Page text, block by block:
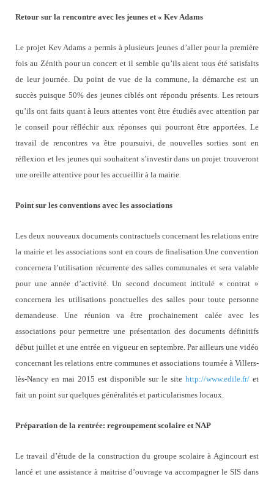
Retour sur la rencontre avec les jeunes et « Kev Adams
Le projet Kev Adams a permis à plusieurs jeunes d’aller pour la première
fois au Zénith pour un concert et il semble qu’ils aient tous été satisfaits
de leur journée. Du point de vue de la commune, la démarche est un
succès puisque 50% des jeunes ciblés ont répondu présents. Les retours
qu’ils ont faits quant à leurs attentes vont être étudiés avec attention par
le conseil pour réfléchir aux réponses qui pourront être apportées. Le
travail de rencontres va être poursuivi, de nouvelles sorties sont en
réflexion et les jeunes qui souhaitent s’investir dans un projet trouveront
une oreille attentive pour les accueillir à la mairie.
Point sur les conventions avec les associations
Les deux nouveaux documents contractuels concernant les relations entre
la mairie et les associations sont en cours de finalisation.Une convention
concernera l’utilisation récurrente des salles communales et sera valable
pour une année d’activité. Un second document intitulé « contrat »
concernera les utilisations ponctuelles des salles pour toute personne
demandeuse. Une réunion va être prochainement calée avec les
associations pour permettre une présentation des documents définitifs
début juillet et une entrée en vigueur en septembre. Par ailleurs une vidéo
concernant les relations entre communes et associations tournée à Villers-
lès-Nancy en mai 2015 est disponible sur le site http://www.edile.fr/ et
fait un point sur quelques généralités et particularismes locaux.
Préparation de la rentrée: regroupement scolaire et NAP
Le travail d’étude de la construction du groupe scolaire à Agincourt est
lancé et une assistance à maitrise d’ouvrage va accompagner le SIS dans